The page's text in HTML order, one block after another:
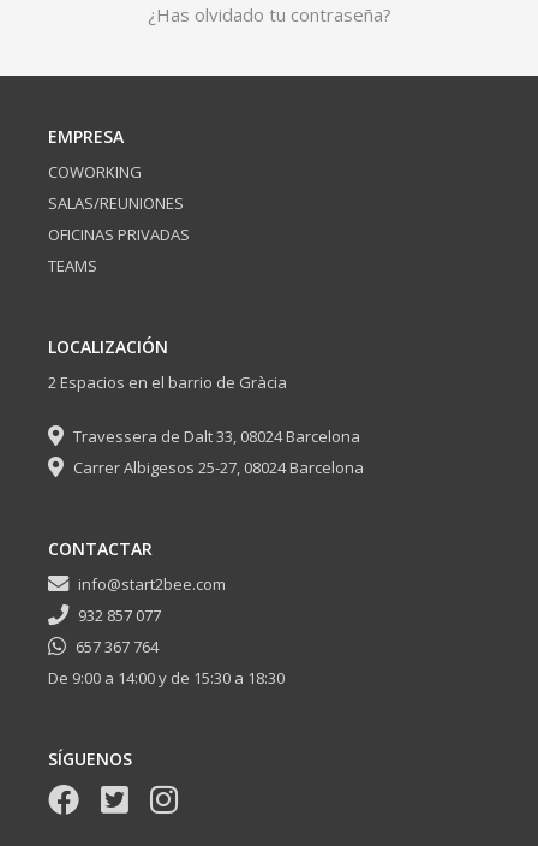
¿Has olvidado tu contraseña?
EMPRESA
COWORKING
SALAS/REUNIONES
OFICINAS PRIVADAS
TEAMS
LOCALIZACIÓN
2 Espacios en el barrio de Gràcia
Travessera de Dalt 33, 08024 Barcelona
Carrer Albigesos 25-27, 08024 Barcelona
CONTACTAR
info@start2bee.com
932 857 077
657 367 764
De 9:00 a 14:00 y de 15:30 a 18:30
SÍGUENOS